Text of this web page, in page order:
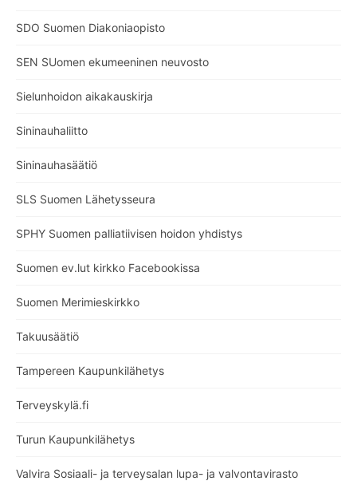
SDO Suomen Diakoniaopisto
SEN SUomen ekumeeninen neuvosto
Sielunhoidon aikakauskirja
Sininauhaliitto
Sininauhasäätiö
SLS Suomen Lähetysseura
SPHY Suomen palliatiivisen hoidon yhdistys
Suomen ev.lut kirkko Facebookissa
Suomen Merimieskirkko
Takuusäätiö
Tampereen Kaupunkilähetys
Terveyskylä.fi
Turun Kaupunkilähetys
Valvira Sosiaali- ja terveysalan lupa- ja valvontavirasto